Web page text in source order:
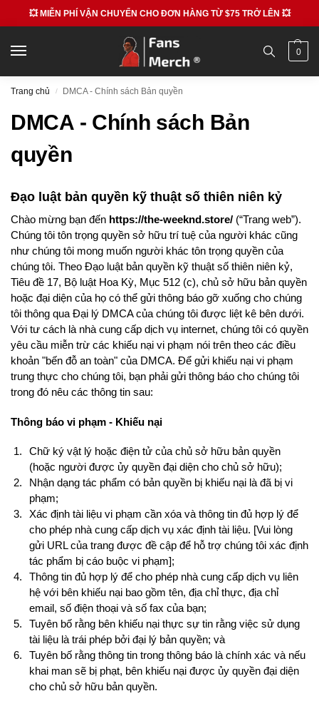
💥 MIỄN PHÍ VẬN CHUYỂN CHO ĐƠN HÀNG TỪ $75 TRỞ LÊN 💥
0
Trang chủ / DMCA - Chính sách Bản quyền
DMCA - Chính sách Bản
quyền
Đạo luật bản quyền kỹ thuật số thiên niên kỷ
Chào mừng bạn đến https://the-weeknd.store/ (“Trang web”).
Chúng tôi tôn trọng quyền sở hữu trí tuệ của người khác cũng
như chúng tôi mong muốn người khác tôn trọng quyền của
chúng tôi. Theo Đạo luật bản quyền kỹ thuật số thiên niên kỷ,
Tiêu đề 17, Bộ luật Hoa Kỳ, Mục 512 (c), chủ sở hữu bản quyền
hoặc đại diện của họ có thể gửi thông báo gỡ xuống cho chúng
tôi thông qua Đại lý DMCA của chúng tôi được liệt kê bên dưới.
Với tư cách là nhà cung cấp dịch vụ internet, chúng tôi có quyền
yêu cầu miễn trừ các khiếu nại vi phạm nói trên theo các điều
khoản "bến đỗ an toàn" của DMCA. Để gửi khiếu nại vi phạm
trung thực cho chúng tôi, bạn phải gửi thông báo cho chúng tôi
trong đó nêu các thông tin sau:
Thông báo vi phạm - Khiếu nại
Chữ ký vật lý hoặc điện tử của chủ sở hữu bản quyền
(hoặc người được ủy quyền đại diện cho chủ sở hữu);
Nhận dạng tác phẩm có bản quyền bị khiếu nại là đã bị vi
phạm;
Xác định tài liệu vi phạm cần xóa và thông tin đủ hợp lý để
cho phép nhà cung cấp dịch vụ xác định tài liệu. [Vui lòng
gửi URL của trang được đề cập để hỗ trợ chúng tôi xác định
tác phẩm bị cáo buộc vi phạm];
Thông tin đủ hợp lý để cho phép nhà cung cấp dịch vụ liên
hệ với bên khiếu nại bao gồm tên, địa chỉ thực, địa chỉ
email, số điện thoại và số fax của bạn;
Tuyên bố rằng bên khiếu nại thực sự tin rằng việc sử dụng
tài liệu là trái phép bởi đại lý bản quyền; và
Tuyên bố rằng thông tin trong thông báo là chính xác và nếu
khai man sẽ bị phạt, bên khiếu nại được ủy quyền đại diện
cho chủ sở hữu bản quyền.